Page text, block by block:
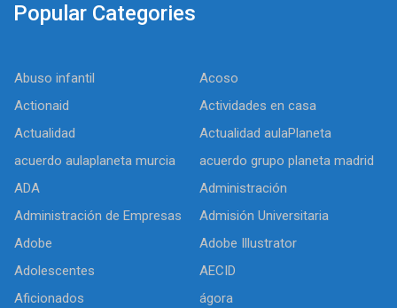
Popular Categories
Abuso infantil
Acoso
Actionaid
Actividades en casa
Actualidad
Actualidad aulaPlaneta
acuerdo aulaplaneta murcia
acuerdo grupo planeta madrid
ADA
Administración
Administración de Empresas
Admisión Universitaria
Adobe
Adobe Illustrator
Adolescentes
AECID
Aficionados
ágora